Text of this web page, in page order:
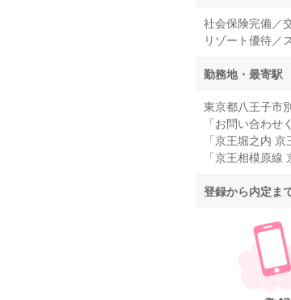
社会保険完備／
リゾート優待／
勤務地・最寄駅
東京都八王子市
「お問い合わせ
「京王堀之内 京
「京王相模原線
登録から内定ま